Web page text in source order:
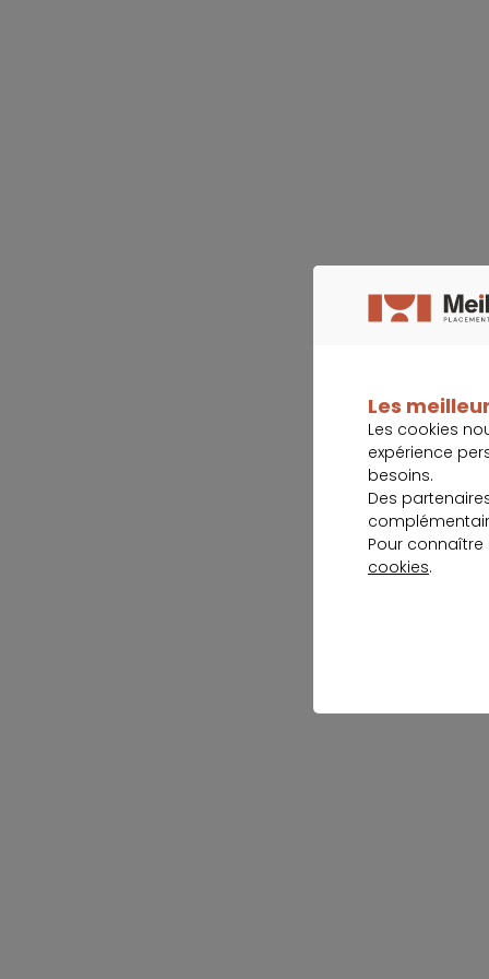
Les
Les cookies
expérience
besoins.
Des
Pour
cookies.